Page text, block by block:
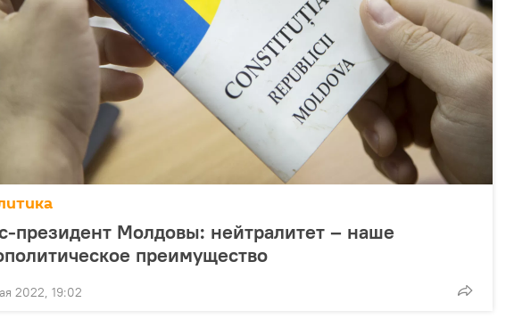
президент Молдовы: нейтралитет – наше
преимущество
2022, 19:02